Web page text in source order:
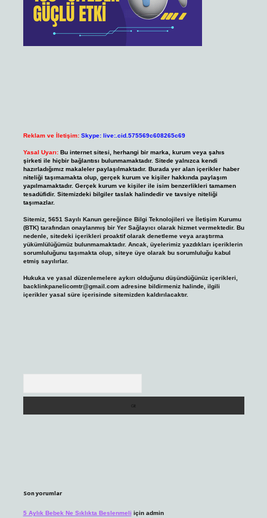
Reklam ve İletişim: Skype: live:.cid.575569c608265c69
Yasal Uyarı: Bu internet sitesi, herhangi bir marka, kurum veya şahıs
şirketi ile hiçbir bağlantısı bulunmamaktadır. Sitede yalnızca kendi
hazırladığımız makaleler paylaşılmaktadır. Burada yer alan içerikler haber
niteliği taşımamakta olup, gerçek kurum ve kişiler hakkında paylaşım
yapılmamaktadır. Gerçek kurum ve kişiler ile isim benzerlikleri tamamen
tesadüfidir. Sitemizdeki bilgiler taslak halindedir ve tavsiye niteliği
taşımazlar.
Sitemiz, 5651 Sayılı Kanun gereğince Bilgi Teknolojileri ve İletişim Kurumu
(BTK) tarafından onaylanmış bir Yer Sağlayıcı olarak hizmet vermektedir. Bu
nedenle, sitedeki içerikleri proaktif olarak denetleme veya araştırma
yükümlülüğümüz bulunmamaktadır. Ancak, üyelerimiz yazdıkları içeriklerin
sorumluluğunu taşımakta olup, siteye üye olarak bu sorumluluğu kabul
etmiş sayılırlar.
Hukuka ve yasal düzenlemelere aykırı olduğunu düşündüğünüz içerikleri,
backlinkpanelicomtr@gmail.comadresine bildirmeniz halinde, ilgili
içerikler yasal süre içerisinde sitemizden kaldırılacaktır.
Son yorumlar
5 Aylık Bebek Ne Sıklıkta Beslenmeli için admin